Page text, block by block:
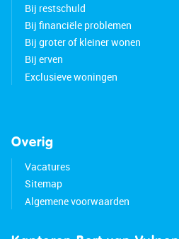
Bij restschuld
Bij financiële problemen
Bij groter of kleiner wonen
Bij erven
Exclusieve woningen
Overig
Vacatures
Sitemap
Algemene voorwaarden